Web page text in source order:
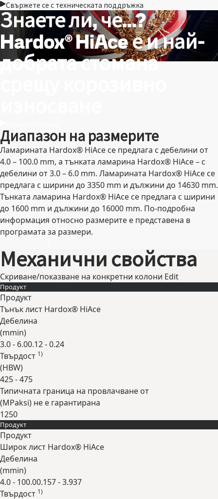
Свържете се с техническата поддръжка
Знаете ли, че...?
Hardox® HiAce е и най-
добрата стомана
Диапазон на размерите
Ламарината Hardox® HiAce се предлага с дебелини от
4.0 – 100.0 mm, а тънката ламарина Hardox® HiAce – с
дебелини от 3.0 – 6.0 mm. Ламарината Hardox® HiAce се
предлага с ширини до 3350 mm и дължини до 14630 mm.
Тънката ламарина Hardox® HiAce се предлага с ширини
до 1600 mm и дължини до 16000 mm. По-подробна
информация относно размерите е представена в
програмата за размери.
Механични свойства
Скриване/показване на конкретни колони Edit
Продукт
Продукт
Тънък лист Hardox® HiAce
Дебелина
(mmin)
3.0 - 6.00.12 - 0.24
Твърдост 1)
(HBW)
425 - 475
Типичната граница на провлачване от
(MPaksi) не е гарантирана
1250
Expand
Продукт
Продукт
Широк лист Hardox® HiAce
Дебелина
(mmin)
4.0 - 100.00.157 - 3.937
Твърдост 1)